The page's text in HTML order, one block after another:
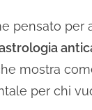
pensato per
mostra
per chi